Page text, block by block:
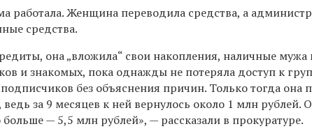
работала. Женщина переводила средства, а
средства.
она „вложила“ свои накопления, наличные мужа
и знакомых, пока однажды не потеряла доступ к
без объяснения причин. Только тогда она
за 9 месяцев к ней вернулось около 1 млн рублей.
больше — 5,5 млн рублей», — рассказали в прокуратуре.